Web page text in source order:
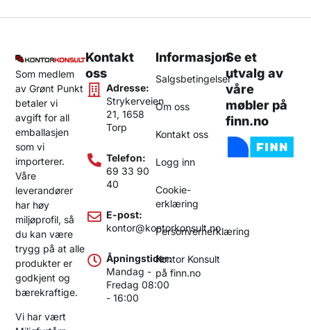
Som medlem
av Grønt Punkt
betaler vi
avgift for all
emballasjen
som vi
importerer.
Våre
leverandører
har høy
miljøprofil, så
du kan være
trygg på at alle
produkter er
godkjent og
bærekraftige.
Vi har vært
Kontakt
oss
Adresse:
Strykerveien
21, 1658
Torp
Telefon:
69 33 90
40
E-post:
kontor@kontorkonsult.no
Åpningstider:
Mandag -
Fredag 08:00
- 16:00
Informasjon
Salgsbetingelser
Om oss
Kontakt oss
Logg inn
Cookie-
erklæring
Personvernerklæring
Kontor Konsult
på finn.no
Se et
utvalg av
våre
møbler på
finn.no